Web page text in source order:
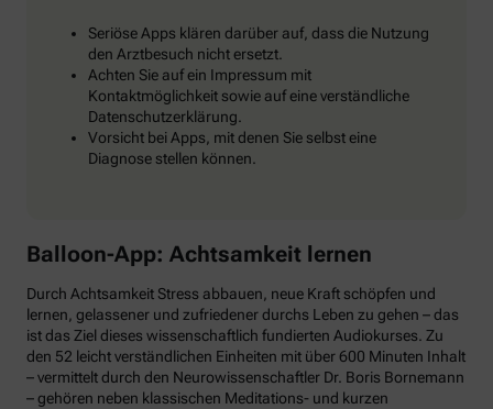
Seriöse Apps klären darüber auf, dass die Nutzung
den Arztbesuch nicht ersetzt.
Achten Sie auf ein Impressum mit
Kontaktmöglichkeit sowie auf eine verständliche
Datenschutzerklärung.
Vorsicht bei Apps, mit denen Sie selbst eine
Diagnose stellen können.
Balloon-App: Achtsamkeit lernen
Durch Achtsamkeit Stress abbauen, neue Kraft schöpfen und
lernen, gelassener und zufriedener durchs Leben zu gehen – das
ist das Ziel dieses wissenschaftlich fundierten Audiokurses. Zu
den 52 leicht verständlichen Einheiten mit über 600 Minuten Inhalt
– vermittelt durch den Neurowissenschaftler Dr. Boris Bornemann
– gehören neben klassischen Meditations- und kurzen